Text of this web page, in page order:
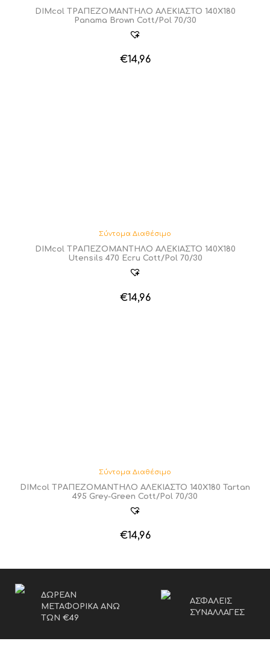
DIMcol ΤΡΑΠΕΖΟΜΑΝΤΗΛΟ ΑΛΕΚΙΑΣΤΟ 140X180
Panama Brown Cott/Pol 70/30
€14,96
Σύντομα Διαθέσιμο
DIMcol ΤΡΑΠΕΖΟΜΑΝΤΗΛΟ ΑΛΕΚΙΑΣΤΟ 140X180
Utensils 470 Ecru Cott/Pol 70/30
€14,96
Σύντομα Διαθέσιμο
DIMcol ΤΡΑΠΕΖΟΜΑΝΤΗΛΟ ΑΛΕΚΙΑΣΤΟ 140X180 Tartan
495 Grey-Green Cott/Pol 70/30
€14,96
ΔΩΡΕΑΝ
ΜΕΤΑΦΟΡΙΚΑ ΑΝΩ
ΤΩΝ €49
ΑΣΦΑΛΕΙΣ
ΣΥΝΑΛΛΑΓΕΣ